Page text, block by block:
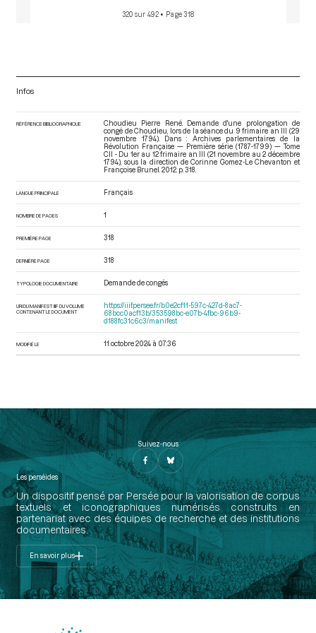
320 sur 492 • Page 318
Infos
RÉFÉRENCE BIBLIOGRAPHIQUE
Choudieu Pierre René. Demande d'une prolongation de
congé de Choudieu, lors de la séance du 9 frimaire an III (29
novembre 1794). Dans : Archives parlementaires de la
Révolution Française — Première série (1787-1799) — Tome
CII - Du 1er au 12 frimaire an III (21 novembre au 2 décembre
1794) , sous la direction de Corinne Gomez-Le Chevanton et
Françoise Brunel. 2012. p. 318.
LANGUE PRINCIPALE Français
NOMBRE DE PAGES 1
PREMIÈRE PAGE 318
DERNIÈRE PAGE 318
TYPOLOGIE DOCUMENTAIRE Demande de congés
URI DU MANIFEST IIIF DU VOLUME
CONTENANT LE DOCUMENT
https://iiif.persee.fr/b0e2cf11-597c-427d-8ac7-
68bcc0acf13b/353598bc-e07b-4fbc-96b9-
d188fc31c6c3/manifest
MODIFIÉ LE 11 octobre 2024 à 07:36
Suivez-nous
Les perséides
Un dispositif pensé par Persée pour la valorisation de corpus
textuels et iconographiques numérisés construits en
partenariat avec des équipes de recherche et des institutions
documentaires.
En savoir plus